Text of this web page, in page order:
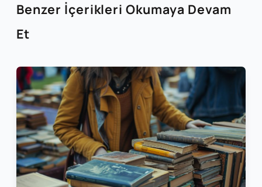
Benzer İçerikleri Okumaya Devam
Et